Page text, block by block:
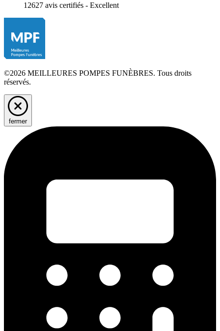
12627 avis certifiés - Excellent
©2026 MEILLEURES POMPES FUNÈBRES. Tous droits
réservés.
fermer